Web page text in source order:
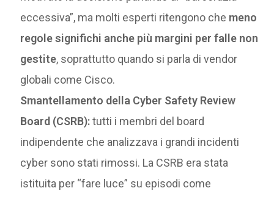
eccessiva”, ma molti esperti ritengono che meno
regole significhi anche più margini per falle non
gestite, soprattutto quando si parla di vendor
globali come Cisco.
Smantellamento della Cyber Safety Review
Board (CSRB):tutti i membri del board
indipendente che analizzava i grandi incidenti
cyber sono stati rimossi. La CSRB era stata
istituita per “fare luce” su episodi come